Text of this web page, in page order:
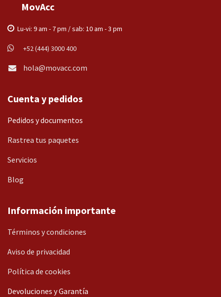
MovAcc
Lu-vi: 9 am - 7 pm / sab: 10 am - 3 pm
+52 (444) 3000 400
hola@movacc.com
Cuenta y pedidos
Pedidos y documentos
Rastrea tus paquetes
Servicios
Blog
Información importante
Términos y condiciones
Aviso de privacidad
Política de cookies
Devoluciones y Garantía